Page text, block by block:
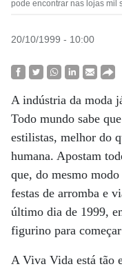
pode encontrar nas lojas mil
20/10/1999 - 10:00
A indústria da moda
Todo mundo sabe
estilistas, melhor do
humana. Apostam
que, do mesmo
festas de arromba e
último dia de 1999,
figurino para
A Viva Vida está tão